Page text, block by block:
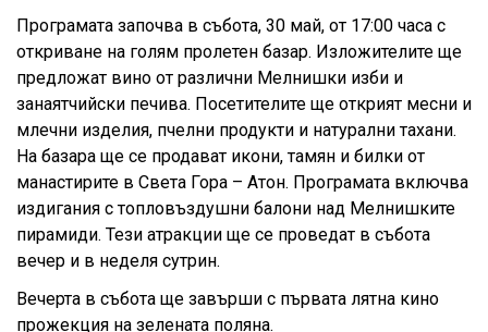
Програмата започва в събота, 30 май, от 17:00 часа с
откриване на голям пролетен базар. Изложителите ще
предложат вино от различни Мелнишки изби и
занаятчийски печива. Посетителите ще открият месни и
млечни изделия, пчелни продукти и натурални тахани.
На базара ще се продават икони, тамян и билки от
манастирите в Света Гора – Атон. Програмата включва
издигания с топловъздушни балони над Мелнишките
пирамиди. Тези атракции ще се проведат в събота
вечер и в неделя сутрин.
Вечерта в събота ще завърши с първата лятна кино
прожекция на зелената поляна.